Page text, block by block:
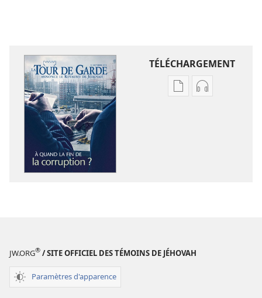
TÉLÉCHARGEMENT
OptionsOptions
JW.ORG® / SITE OFFICIEL DES TÉMOINS DE JÉHOVAH
Paramètres d'apparence